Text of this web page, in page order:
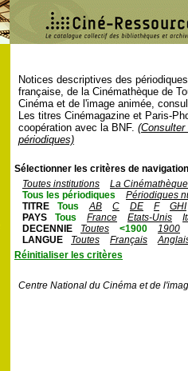
Notices descriptives des
française, de la Cinémathèque de
Cinéma et de l'image animée,
Les titres Cinémagazine et Paris-
coopération avec la BNF.
périodiques)
Sélectionner les critères de
Toutes institutions
La
Tous les périodiques
Périodiques
TITRE
Tous AB C DE F
GHI
PAYS
Tous France Etats-Unis
DECENNIE
Toutes <1900
1900
LANGUE
Toutes Français
Réinitialiser les critères
Centre National du Cinéma et de